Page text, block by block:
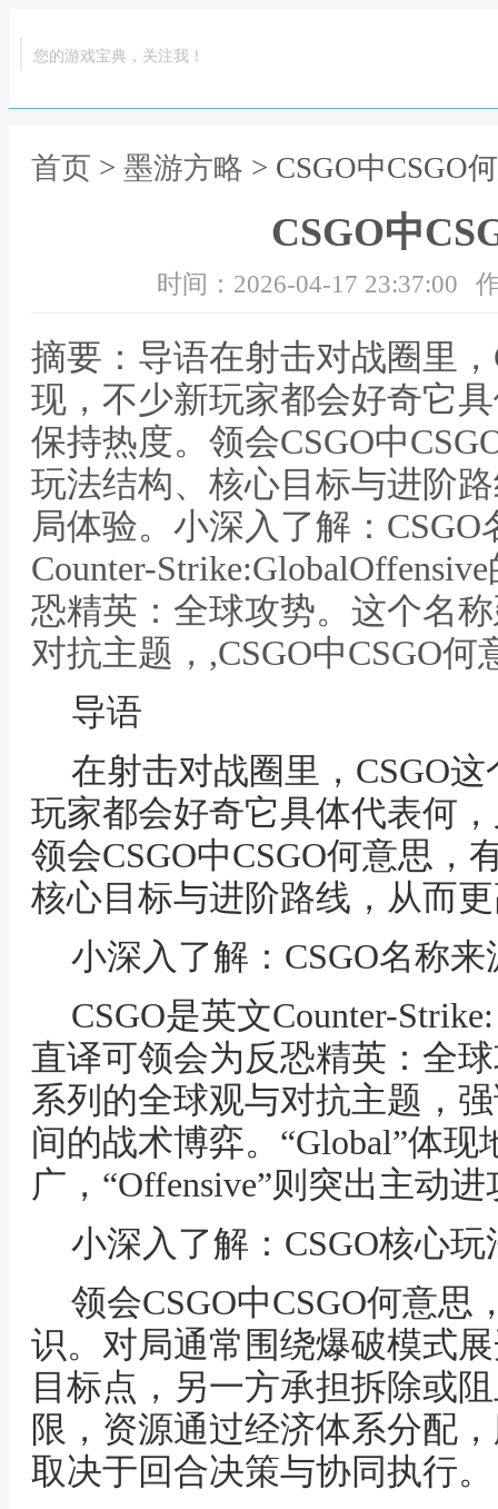
您的游戏宝典，关注我！
首页 > 墨游方略 > CSGO中CSGO
CSGO中
时间：2026-04-17 23:37:00
摘要：导语在射击对战圈里
现，不少新玩家都会好奇它
保持热度。领会CSGO中
玩法结构、核心目标与进阶
局体验。小深入了解：
Counter-
恐精英：全球攻势。这个名
对抗主题，,CSGO中CSGO何
导语
在射击对战圈里，CSGO
玩家都会好奇它具体代表何
领会CSGO中CSGO何意思，
核心目标与进阶路线，从而
小深入了解：CSGO名称来
CSGO是英文Counter-
直译可领会为反恐精英：全
系列的全球观与对抗主题，
间的战术博弈。“Global”体
广，“Offensive”则突出主动
小深入了解：CSGO核心玩
领会CSGO中CSGO何意
识。对局通常围绕爆破模式
目标点，另一方承担拆除或
限，资源通过经济体系分配
取决于回合决策与协同执行。